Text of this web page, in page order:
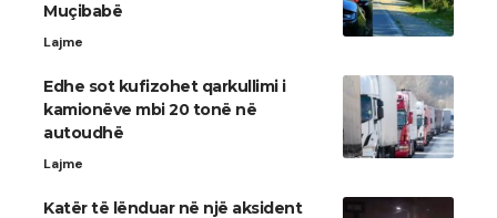
Muçibabë
Lajme
​Edhe sot kufizohet qarkullimi i
kamionëve mbi 20 tonë në
autoudhë
Lajme
Katër të lënduar në një aksident